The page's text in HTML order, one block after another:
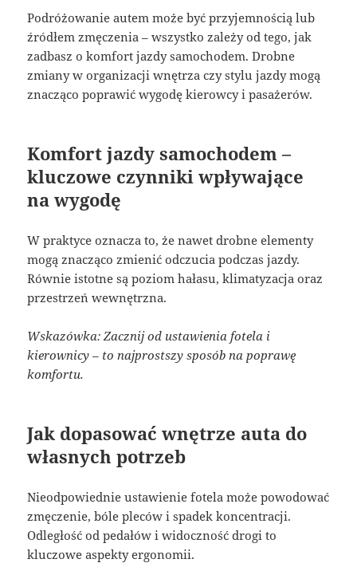
Podróżowanie autem może być przyjemnością lub
źródłem zmęczenia – wszystko zależy od tego, jak
zadbasz o komfort jazdy samochodem. Drobne
zmiany w organizacji wnętrza czy stylu jazdy mogą
znacząco poprawić wygodę kierowcy i pasażerów.
Komfort jazdy samochodem –
kluczowe czynniki wpływające
na wygodę
W praktyce oznacza to, że nawet drobne elementy
mogą znacząco zmienić odczucia podczas jazdy.
Równie istotne są poziom hałasu, klimatyzacja oraz
przestrzeń wewnętrzna.
Wskazówka: Zacznij od ustawienia fotela i
kierownicy – to najprostszy sposób na poprawę
komfortu.
Jak dopasować wnętrze auta do
własnych potrzeb
Nieodpowiednie ustawienie fotela może powodować
zmęczenie, bóle pleców i spadek koncentracji.
Odległość od pedałów i widoczność drogi to
kluczowe aspekty ergonomii.